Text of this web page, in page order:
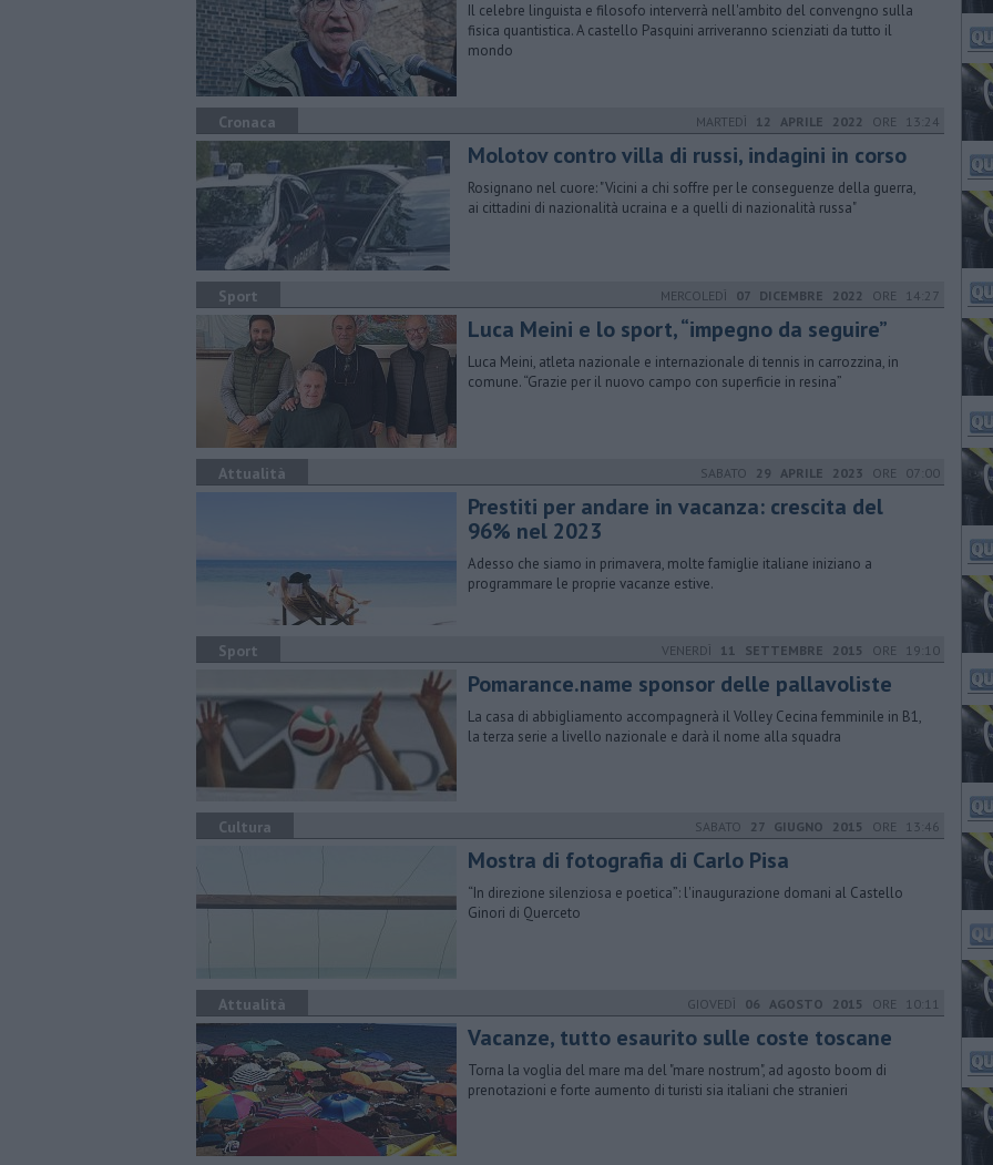
Il celebre linguista e filosofo interverrà nell'ambito del convengno sulla
fisica quantistica. A castello Pasquini arriveranno scienziati da tutto il
mondo
Cronaca MARTEDÌ 12 APRILE 2022 ORE 13:24
Molotov contro villa di russi, indagini in corso
Rosignano nel cuore: "Vicini a chi soffre per le conseguenze della guerra,
ai cittadini di nazionalità ucraina e a quelli di nazionalità russa"
Sport MERCOLEDÌ 07 DICEMBRE 2022 ORE 14:27
Luca Meini e lo sport, “impegno da seguire”
Luca Meini, atleta nazionale e internazionale di tennis in carrozzina, in
comune. “Grazie per il nuovo campo con superficie in resina”
Attualità SABATO 29 APRILE 2023 ORE 07:00
​Prestiti per andare in vacanza: crescita del
96% nel 2023
Adesso che siamo in primavera, molte famiglie italiane iniziano a
programmare le proprie vacanze estive.
Sport VENERDÌ 11 SETTEMBRE 2015 ORE 19:10
Pomarance.name sponsor delle pallavoliste
La casa di abbigliamento accompagnerà il Volley Cecina femminile in B1,
la terza serie a livello nazionale e darà il nome alla squadra
Cultura SABATO 27 GIUGNO 2015 ORE 13:46
Mostra di fotografia di Carlo Pisa
“In direzione silenziosa e poetica”: l'inaugurazione domani al Castello
Ginori di Querceto
Attualità GIOVEDÌ 06 AGOSTO 2015 ORE 10:11
Vacanze, tutto esaurito sulle coste toscane
Torna la voglia del mare ma del "mare nostrum", ad agosto boom di
prenotazioni e forte aumento di turisti sia italiani che stranieri